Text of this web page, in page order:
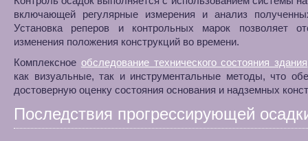
включающей регулярные измерения и анализ
Установка реперов и контрольных марок позволяет
изменения положения конструкций во времени.
Комплексное обследование технического состояния здания
как визуальные, так и инструментальные методы, что
достоверную оценку состояния основания и надземных
Последствия прогрессирующей